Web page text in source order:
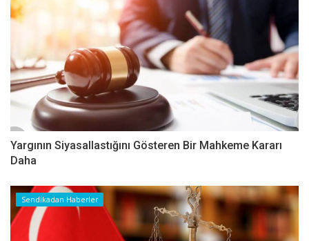
Yargının Siyasallastığını Gösteren Bir Mahkeme Kararı
Daha
Sendikadan Haberler